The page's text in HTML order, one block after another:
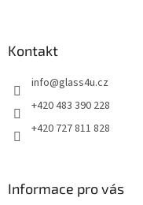
Kontakt
info@glass4u.cz
+420 483 390 228
+420 727 811 828
Informace pro vás